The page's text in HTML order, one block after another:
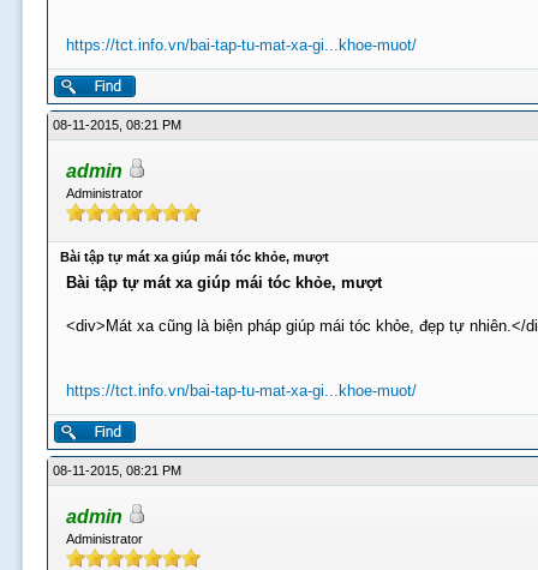
https://tct.info.vn/bai-tap-tu-mat-xa-gi...khoe-muot/
08-11-2015, 08:21 PM
admin
Administrator
Bài tập tự mát xa giúp mái tóc khỏe, mượt
Bài tập tự mát xa giúp mái tóc khỏe, mượt
<div>Mát xa cũng là biện pháp giúp mái tóc khỏe, đẹp tự nhiên.</
https://tct.info.vn/bai-tap-tu-mat-xa-gi...khoe-muot/
08-11-2015, 08:21 PM
admin
Administrator